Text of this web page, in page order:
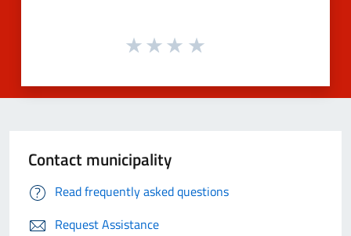
Contact municipality
Read frequently asked questions
Request Assistance